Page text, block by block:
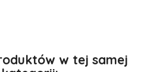
w tej samej